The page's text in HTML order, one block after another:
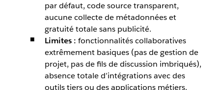
par défaut, code source transparent,
aucune collecte de métadonnées et
gratuité totale sans publicité.
Limites : fonctionnalités collaboratives
extrêmement basiques (pas de gestion de
projet, pas de fils de discussion imbriqués),
absence totale d’intégrations avec des
outils tiers ou des applications métiers.